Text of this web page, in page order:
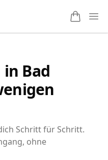
Bad
Schritt für Schritt.
ohne